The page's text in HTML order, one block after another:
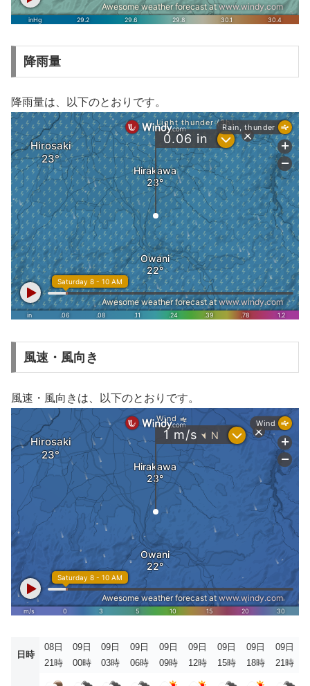
降雨量
降雨量は、以下のとおりです。
風速・風向き
風速・風向きは、以下のとおりです。
日時
08日
21時
09日
00時
09日
03時
09日
06時
09日
09時
09日
12時
09日
15時
09日
18時
09日
21時